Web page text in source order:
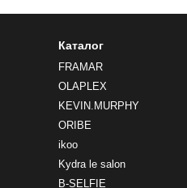
Каталог
FRAMAR
OLAPLEX
KEVIN.MURPHY
ORIBE
ikoo
Kydra le salon
B-SELFIE